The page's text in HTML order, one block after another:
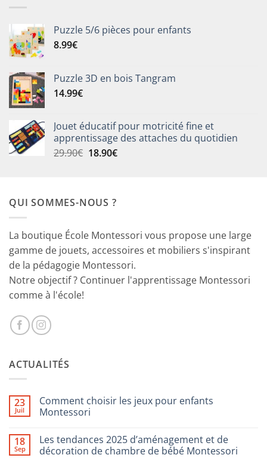
Puzzle 5/6 pièces pour enfants
8.99€
Puzzle 3D en bois Tangram
14.99€
Jouet éducatif pour motricité fine et
apprentissage des attaches du quotidien
29.90€ Le
29.90€.
18.90€Le
QUI SOMMES-NOUS ?
La boutique École Montessori vous propose une large
gamme de jouets, accessoires et mobiliers s'inspirant
de la pédagogie Montessori.
Notre objectif ? Continuer l'apprentissage Montessori
comme à l'école!
ACTUALITÉS
23
Juil
Comment choisir les jeux pour enfants
Montessori
sur
Comment
choisir
18
Sep
Les tendances 2025 d’aménagement et de
décoration de chambre de bébé Montessori